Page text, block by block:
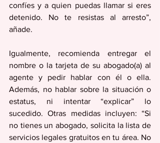
confíes y a quien puedas llamar si eres
detenido. No te resistas al arresto”,
añade.
Igualmente, recomienda entregar el
nombre o la tarjeta de su abogado(a) al
agente y pedir hablar con él o ella.
Además, no hablar sobre la situación o
estatus, ni intentar “explicar” lo
sucedido. Otras medidas incluyen: “Si
no tienes un abogado, solicita la lista de
servicios legales gratuitos en tu área. No